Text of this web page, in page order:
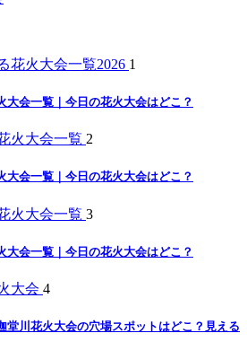
1
大会一覧｜今日の花火大会はどこ？
2
大会一覧｜今日の花火大会はどこ？
3
大会一覧｜今日の花火大会はどこ？
4
堂川花火大会の穴場スポットはどこ？見える